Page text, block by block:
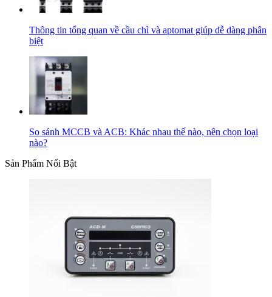
Thông tin tổng quan về cầu chì và aptomat giúp dễ dàng phân
biệt
So sánh MCCB và ACB: Khác nhau thế nào, nên chọn loại
nào?
Sản Phẩm Nổi Bật